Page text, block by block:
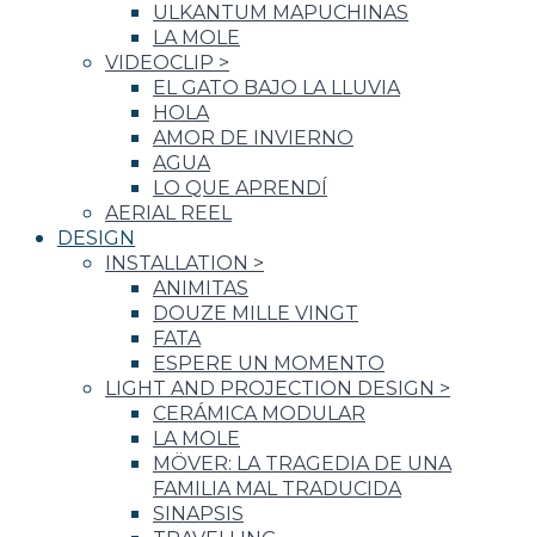
ULKANTUM MAPUCHINAS
LA MOLE
VIDEOCLIP >
EL GATO BAJO LA LLUVIA
HOLA
AMOR DE INVIERNO
AGUA
LO QUE APRENDÍ
AERIAL REEL
DESIGN
INSTALLATION >
ANIMITAS
DOUZE MILLE VINGT
FATA
ESPERE UN MOMENTO
LIGHT AND PROJECTION DESIGN >
CERÁMICA MODULAR
LA MOLE
MÖVER: LA TRAGEDIA DE UNA
FAMILIA MAL TRADUCIDA
SINAPSIS